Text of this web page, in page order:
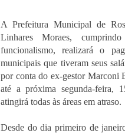
A Prefeitura Municipal de
Linhares Moraes,
funcionalismo, realizará o
municipais que tiveram seus
por conta do ex-gestor Marconi
até a próxima segunda-feira,
atingirá todas às áreas em atraso.
Desde do dia primeiro de